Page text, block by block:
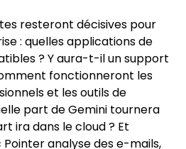
resteront décisives pour
: quelles applications de
? Y aura-t-il un support
fonctionneront les
et les outils de
part de Gemini tournera
ira dans le cloud ? Et
analyse des e-mails,